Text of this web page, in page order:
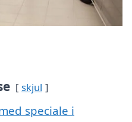
skjul
speciale i